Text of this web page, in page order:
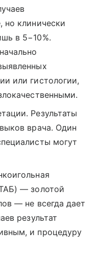
но клинически
в 5−10%.
или гистологии,
Результаты
врача. Один
могут
— золотой
— не всегда дает
результат
и процедуру